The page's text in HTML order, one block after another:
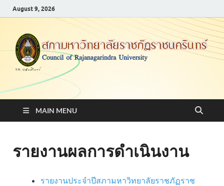
August 9, 2026
สภามหาวิทยาลัยราชภัฏ
ราชนครินทร์
MAIN MENU
รายงานผลการดำเนินงาน
รายงานประจำปีสภามหาวิทยาลัยราชภัฏราช